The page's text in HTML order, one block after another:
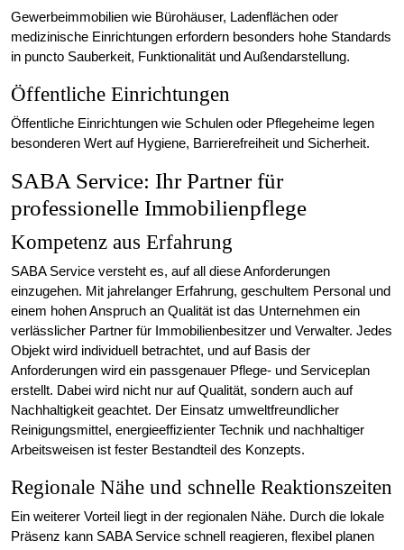
Gewerbeimmobilien wie Bürohäuser, Ladenflächen oder
medizinische Einrichtungen erfordern besonders hohe Standards
in puncto Sauberkeit, Funktionalität und Außendarstellung.
Öffentliche Einrichtungen
Öffentliche Einrichtungen wie Schulen oder Pflegeheime legen
besonderen Wert auf Hygiene, Barrierefreiheit und Sicherheit.
SABA Service: Ihr Partner für
professionelle Immobilienpflege
Kompetenz aus Erfahrung
SABA Service versteht es, auf all diese Anforderungen
einzugehen. Mit jahrelanger Erfahrung, geschultem Personal und
einem hohen Anspruch an Qualität ist das Unternehmen ein
verlässlicher Partner für Immobilienbesitzer und Verwalter. Jedes
Objekt wird individuell betrachtet, und auf Basis der
Anforderungen wird ein passgenauer Pflege- und Serviceplan
erstellt. Dabei wird nicht nur auf Qualität, sondern auch auf
Nachhaltigkeit geachtet. Der Einsatz umweltfreundlicher
Reinigungsmittel, energieeffizienter Technik und nachhaltiger
Arbeitsweisen ist fester Bestandteil des Konzepts.
Regionale Nähe und schnelle Reaktionszeiten
Ein weiterer Vorteil liegt in der regionalen Nähe. Durch die lokale
Präsenz kann SABA Service schnell reagieren, flexibel planen